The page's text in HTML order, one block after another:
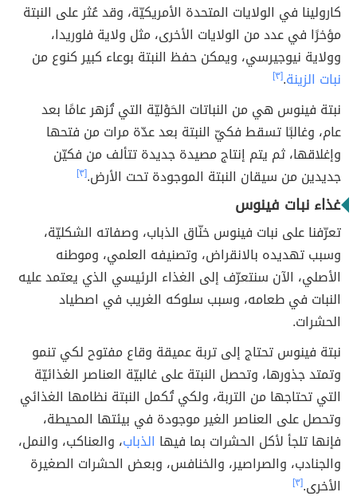
كارولينا في الولايات المتحدة الأمريكيّة، وقد عُثر على النبتة
مؤخرًا في عدد من الولايات الأخرى، مثل ولاية فلوريدا،
وولاية نيوجيرسي، ويمكن حفظ النبتة بوعاء كبير كنوع من
نبات الزينة.[٣]
نبتة فينوس هي من النباتات الحَوْليّة التي تُزهر عامًا بعد
عام، وغالبًا تسقط فكيّ النبتة بعد عدّة مرات من فتحها
وإغلاقها، ثم يتم إنتاج مصيدة جديدة تتألف من فكيّن
جديدين من سيقان النبتة الموجودة تحت الأرض.[٣]
غذاء نبات فينوس
تعرّفنا على نبات فينوس خنّاق الذباب، وصفاته الشكليّة،
وسبب تهديده بالانقراض، وتصنيفه العلمي، وموطنه
الأصلي، الآن سنتعرّف إلى الغذاء الرئيسي الذي يعتمد عليه
النبات في طعامه، وسبب سلوكه الغريب في اصطياد
الحشرات.
نبتة فينوس تحتاج إلى تربة عميقة وقاع مفتوح لكي تنمو
وتمتد جذورها، وتحصل النبتة على غالبيّة العناصر الغذائيّة
التي تحتاجها من التربة، ولكي تُكمل النبتة نظامها الغذائي
وتحصل على العناصر الغير موجودة في بيئتها المحيطة،
فإنها تلجأ لأكل الحشرات بما فيها الذباب، والعناكب، والنمل،
والجنادب، والصراصير، والخنافس، وبعض الحشرات الصغيرة
الأخرى.[٣]